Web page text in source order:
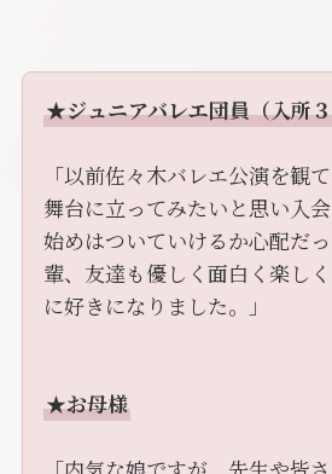
★ジュニアバレエ団員（入所
「以前佐々木バレエ公演を観
舞台に立ってみたいと思い入会
始めはついていけるか心配だ
輩、友達も優しく面白く楽し
に好きになりました。」
★お母様